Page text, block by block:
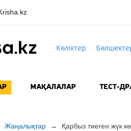
Көліктер
МАҚАЛАЛАР ТЕСТ-
Жаңалықтар → Қарбыз тиеген жүк